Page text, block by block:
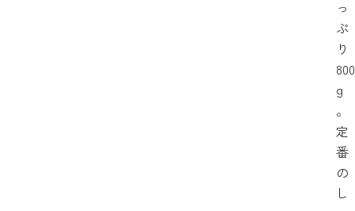
っ
ぷ
り
800
g
。
定
番
の
し